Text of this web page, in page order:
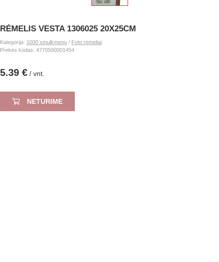
RĖMELIS VESTA 1306025 20X25CM
Kategorija: 1000 smulkmenų / Foto rėmeliai
Prekės kodas: 4770590001454
5.39 € / vnt.
NETURIME